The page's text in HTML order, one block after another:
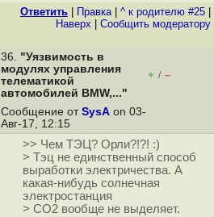
Ответить Правка| ^ к родителю #25
Наверх
Cообщить модератору
36. "Уязвимость в
модулях управления
телематикой
автомобилей BMW,..."
+ / –
Сообщение от SysA on 03-
Авг-17, 12:15
>> Чем ТЭЦ? Орли?!?! :)
> Тэц не единственный способ
выработки электричества. А
какая-нибудь солнечная
электростанция
> CO2 вообще не выделяет.